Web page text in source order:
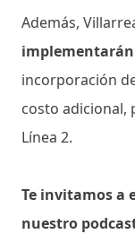
Además,
incorporación
costo adicional,
Línea 2.
Te invitamos a
nuestro